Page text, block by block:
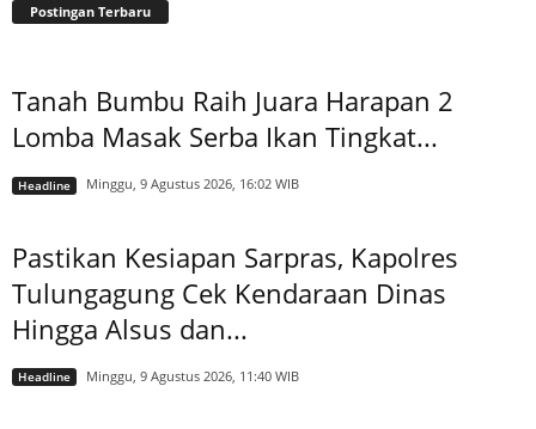
Postingan Terbaru
Tanah Bumbu Raih Juara Harapan 2
Lomba Masak Serba Ikan Tingkat...
Headline Minggu, 9 Agustus 2026, 16:02 WIB
Pastikan Kesiapan Sarpras, Kapolres
Tulungagung Cek Kendaraan Dinas
Hingga Alsus dan...
Headline Minggu, 9 Agustus 2026, 11:40 WIB